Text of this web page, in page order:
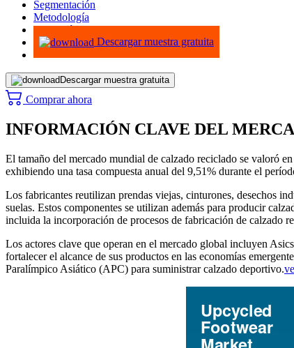
Segmentación
Metodología
Infografías
Descargar muestra gratuita
Descargar muestra gratuita
Comprar ahora
INFORMACIÓN CLAVE DEL
El tamaño del mercado mundial de calzado reciclado se valoró
exhibiendo una tasa compuesta anual del 9,51% durante el
Los fabricantes reutilizan prendas viejas, cinturones, desechos
suelas. Estos componentes se utilizan además para producir
incluida la incorporación de procesos de fabricación de calzado
Los actores clave que operan en el mercado global incluyen
fortalecer el alcance de sus productos en las economías
Paralímpico Asiático (APC) para suministrar calzado deportivo.